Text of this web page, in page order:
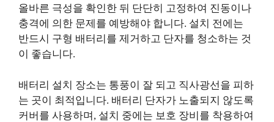
올바른 극성을 확인한 뒤 단단히 고정하여 진동이나
충격에 의한 문제를 예방해야 합니다. 설치 전에는
반드시 구형 배터리를 제거하고 단자를 청소하는 것
이 좋습니다.
배터리 설치 장소는 통풍이 잘 되고 직사광선을 피하
는 곳이 최적입니다. 배터리 단자가 노출되지 않도록
커버를 사용하며, 설치 중에는 보호 장비를 착용하여